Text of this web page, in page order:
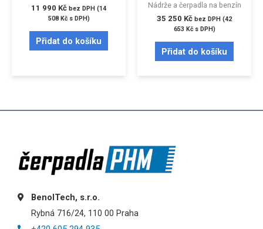
11 990 Kč bez DPH (14
508 Kčs DPH)
Přidat do košíku
Nádrže a čerpadla na benzín
35 250 Kč bez DPH (42
653 Kčs DPH)
Přidat do košíku
BenolTech, s.r.o.
Rybná 716/24, 110 00 Praha